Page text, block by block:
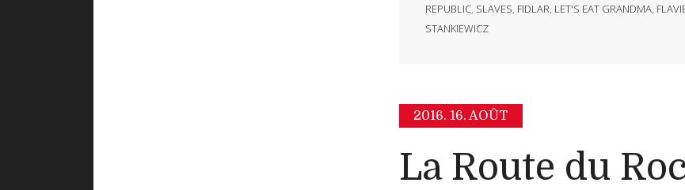
REPUBLIC, SLAVES, FIDLAR, LET'S EAT GRANDMA,
STANKIEWICZ
2016. 16. AOÛT
La Route du